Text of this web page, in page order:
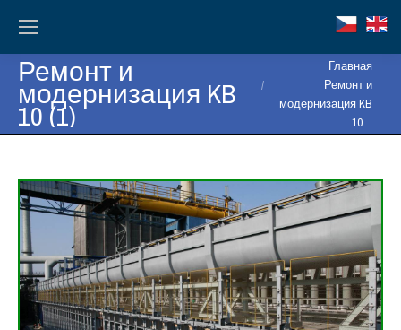
Ремонт и
модернизация KB
10 (1)
Главная
Ремонт и
модернизация KB
10…